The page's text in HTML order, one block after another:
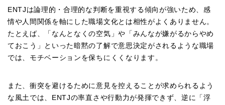
ENTJは論理的・合理的な判断を重視する傾向が強いため、感
情や人間関係を軸にした職場文化とは相性がよくありません。
たとえば、「なんとなくの空気」や「みんなが嫌がるからやめ
ておこう」といった暗黙の了解で意思決定がされるような職場
では、モチベーションを保ちにくくなります。
また、衝突を避けるために意見を控えることが求められるよう
な風土では、ENTJの率直さや行動力が発揮できず、逆に「浮